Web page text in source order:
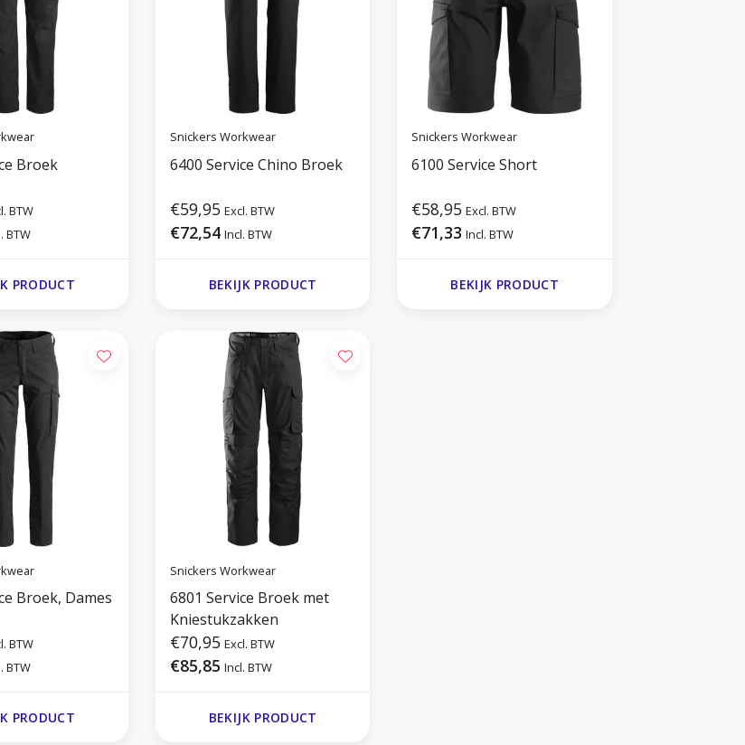
Broek
BTW
BTW
PRODUCT
Snickers Workwear
6400 Service Chino Broek
€59,95 Excl. BTW
€72,54 Incl. BTW
BEKIJK PRODUCT
Snickers Workwear
6100 Service Short
€58,95 Excl. BTW
€71,33 Incl. BTW
BEKIJK PRODUCT
Broek, Dames
BTW
BTW
PRODUCT
Snickers Workwear
6801 Service Broek met
Kniestukzakken
€70,95 Excl. BTW
€85,85 Incl. BTW
BEKIJK PRODUCT